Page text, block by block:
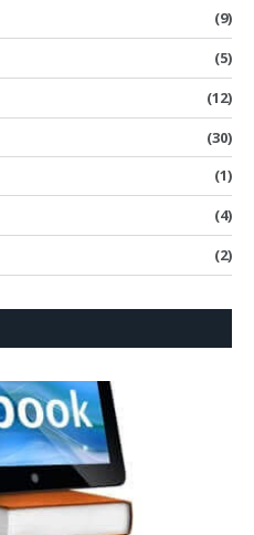
(9)
(5)
(12)
(30)
(1)
(4)
(2)